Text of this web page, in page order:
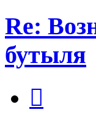
Re:
бутыля